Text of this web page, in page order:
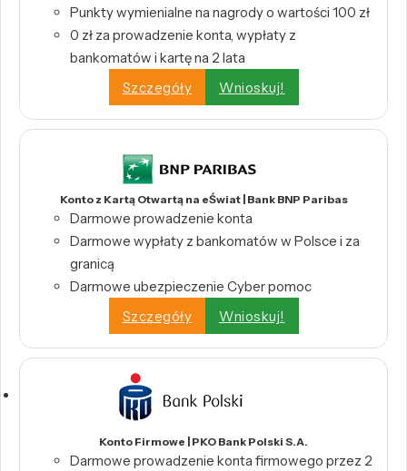
Punkty wymienialne na nagrody o wartości 100 zł
0 zł za prowadzenie konta, wypłaty z
bankomatów i kartę na 2 lata
Szczegóły
Wnioskuj!
Konto z Kartą Otwartą na eŚwiat | Bank BNP Paribas
Darmowe prowadzenie konta
Darmowe wypłaty z bankomatów w Polsce i za
granicą
Darmowe ubezpieczenie Cyber pomoc
Szczegóły
Wnioskuj!
Konto Firmowe | PKO Bank Polski S.A.
Darmowe prowadzenie konta firmowego przez 2